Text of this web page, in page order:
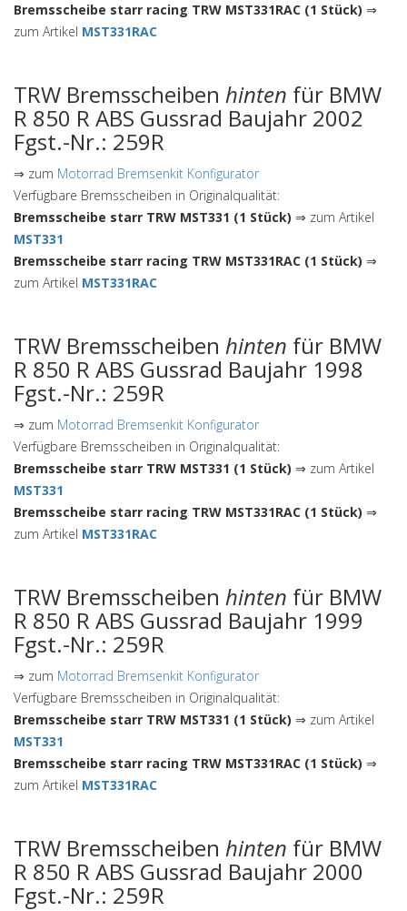
Bremsscheibe starr racing TRW MST331RAC (1 Stück) ⇒
zum Artikel MST331RAC
TRW Bremsscheiben hinten für BMW
R 850 R ABS Gussrad Baujahr 2002
Fgst.-Nr.: 259R
⇒ zum Motorrad Bremsenkit Konfigurator
Verfügbare Bremsscheiben in Originalqualität:
Bremsscheibe starr TRW MST331 (1 Stück) ⇒ zum Artikel
MST331
Bremsscheibe starr racing TRW MST331RAC (1 Stück) ⇒
zum Artikel MST331RAC
TRW Bremsscheiben hinten für BMW
R 850 R ABS Gussrad Baujahr 1998
Fgst.-Nr.: 259R
⇒ zum Motorrad Bremsenkit Konfigurator
Verfügbare Bremsscheiben in Originalqualität:
Bremsscheibe starr TRW MST331 (1 Stück) ⇒ zum Artikel
MST331
Bremsscheibe starr racing TRW MST331RAC (1 Stück) ⇒
zum Artikel MST331RAC
TRW Bremsscheiben hinten für BMW
R 850 R ABS Gussrad Baujahr 1999
Fgst.-Nr.: 259R
⇒ zum Motorrad Bremsenkit Konfigurator
Verfügbare Bremsscheiben in Originalqualität:
Bremsscheibe starr TRW MST331 (1 Stück) ⇒ zum Artikel
MST331
Bremsscheibe starr racing TRW MST331RAC (1 Stück) ⇒
zum Artikel MST331RAC
TRW Bremsscheiben hinten für BMW
R 850 R ABS Gussrad Baujahr 2000
Fgst.-Nr.: 259R